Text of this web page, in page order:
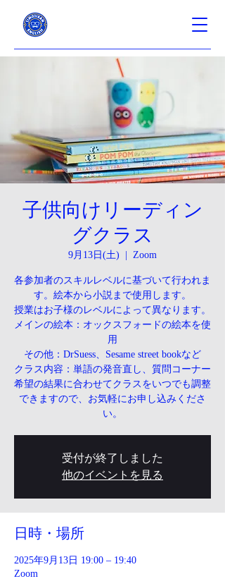
子供向けリーディン
グクラス
9月13日(土) Zoom
各参加者のスキルレベルに基づいて行われま
す。絵本から小説まで使用します。
授業はお子様のレベルによって異なります。
メインの絵本：オックスフォードの絵本を使
用
その他：DrSuess、Sesame street bookなど
クラス内容：単語の発音直し、質問コーナー
希望の結果に合わせてクラスをいつでも調整
できますので、お気軽にお申し込みくださ
い。
受付が終了しました
他のイベントを見る
日時・場所
2025年9月13日 19:00 – 19:40
Zoom